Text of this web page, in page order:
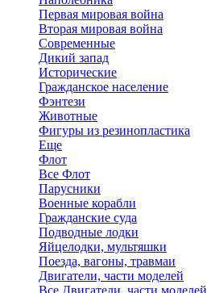
Первая мировая война
Вторая мировая война
Современные
Дикий запад
Исторические
Гражданское население
Фэнтези
Животные
Фигуры из резинопластика
Еще
Флот
Все Флот
Парусники
Военные корабли
Гражданские суда
Подводные лодки
Яйцелодки, мультяшки
Поезда, вагоны, травмаи
Двигатели, части моделей
Все Двигатели, части моделей